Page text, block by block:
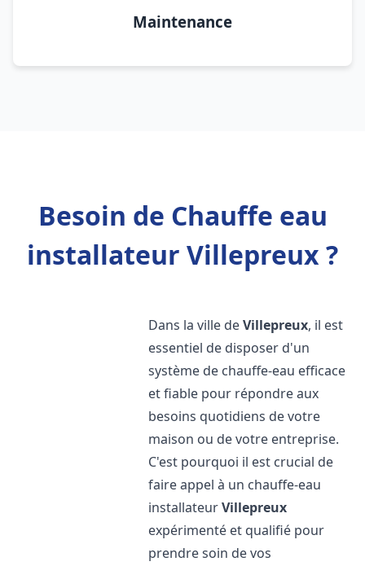
Maintenance
Besoin de Chauffe eau
installateur Villepreux ?
Dans la ville deVillepreux, il est
essentiel de disposer d'un
système de chauffe-eau efficace
et fiable pour répondre aux
besoins quotidiens de votre
maison ou de votre entreprise.
C'est pourquoi il est crucial de
faire appel à un chauffe-eau
installateurVillepreux
expérimenté et qualifié pour
prendre soin de vos